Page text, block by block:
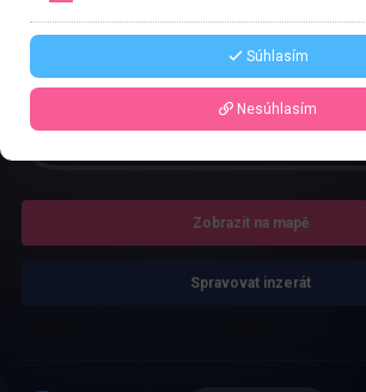
Řekněte že voláte z webu www.privatzone.com
4.0 Recenze: 1
Zobrazit na mapě
Spravovat inzerát
Súhlasím
Nesúhlasím